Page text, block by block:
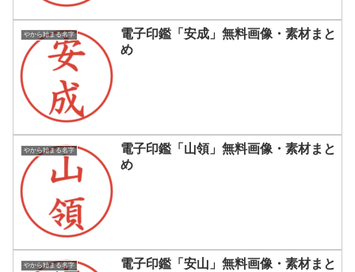
やから始まる名字
電子印鑑「安成」無料画像・素材まと
め
やから始まる名字
電子印鑑「山領」無料画像・素材まと
め
やから始まる名字
電子印鑑「安山」無料画像・素材まと